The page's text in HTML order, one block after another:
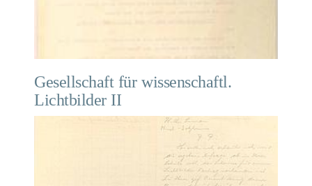
Gesellschaft für wissenschaftl.
Lichtbilder II